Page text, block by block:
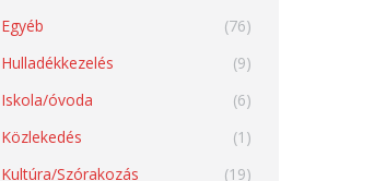
Egyéb
(76)
Hulladékkezelés
(9)
Iskola/óvoda
(6)
Közlekedés
(1)
Kultúra/Szórakozás
(19)